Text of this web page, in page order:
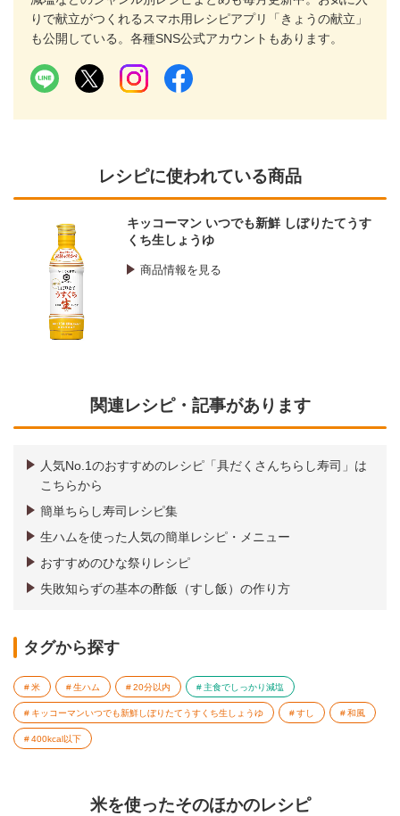
りで献立がつくれるスマホ用レシピアプリ「きょうの献立」
も公開している。各種SNS公式アカウントもあります。
レシピに使われている商品
キッコーマン いつでも新鮮 しぼりたてうす
くち生しょうゆ
商品情報を見る
関連レシピ・記事があります
人気No.1のおすすめのレシピ「具だくさんちらし寿司」は
こちらから
簡単ちらし寿司レシピ集
生ハムを使った人気の簡単レシピ・メニュー
おすすめのひな祭りレシピ
失敗知らずの基本の酢飯（すし飯）の作り方
タグから探す
米 生ハム 20分以内 主食でしっかり減塩
キッコーマンいつでも新鮮しぼりたてうすくち生しょうゆ すし 和風
400kcal以下
米を使ったそのほかのレシピ